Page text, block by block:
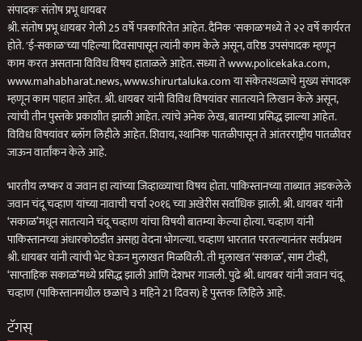
संपादकः संतोष प्रभू धायबर
श्री. संतोष प्रभू धायबर गेली 25 वर्षे पत्रकारितेत आहेत. दैनिक 'सकाळ'मध्ये ते २२ वर्षे कार्यरत
होते. 'ई-सकाळ'च्या पहिल्या दिवसापासून त्यांनी काम केले असून, वरिष्ठ उपसंपादक म्हणून
काम करत असताना विविध विषय हाताळले आहेत. सध्या ते www.policekaka.com,
www.mahabharat.news, www.shirurtaluka.com या संकेतस्थळाचे मुख्य संपादक
म्हणून काम पाहात आहेत. श्री. धायबर यांनी विविध विषयांवर सातत्याने लिखान केले असून,
त्यांची तीन पुस्तके प्रकाशीत झाली आहेत. त्यांचे अनेक लेख, बातम्या प्रसिद्ध झाल्या आहेत.
विविध विषयांवर ब्लॉग लिहीले आहेत. शिवाय, स्थानिक पातळीपासून ते आंतरराष्ट्रीय पातळीवर
जाऊन वार्तांकन केले आहे.
भारतीय लष्कर व जवान हा त्यांच्या जिव्हाळ्याचा विषय होता. पाकिस्तानच्या ताब्यात अडकलेले
जवान चंदू चव्हाण यांच्या नावाची चर्चा २०१६ च्या अखेरीस सर्वाधिक झाली. श्री. धायबर यांनी
‘सकाळ’मधून सातत्याने चंदू चव्हाण यांचा विषयी बातम्या केल्या होत्या. चव्हाण यांनी
पाकिस्तानच्या अंधारकोठडीत असह्य वेदना भोगल्या. चव्हाण भारतात परतल्यानंतर सर्वप्रथम
श्री. धायबर यांनी त्यांची भेट घेऊन मुलाखत मिळविली. ती मुलाखत ‘सकाळ’, साम टीव्ही,
‘साप्ताहिक सकाळ’मध्ये प्रसिद्ध झाली आणि देशभर गाजली. पुढे श्री. धायबर यांनी जवान चंदू
चव्हाण (पाकिस्तानमधील छळाचे 3 महिने 21 दिवस) हे पुस्तक लिहिले आहे.
टॅगस्